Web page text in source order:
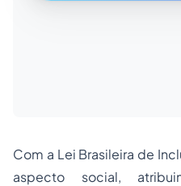
Com a Lei Brasileira de
aspecto social,